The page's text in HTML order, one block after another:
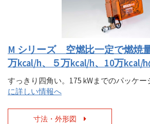
M シリーズ 空燃比一定で燃焼
万kcal/h、５万kcal/h、10万kcal/
すっきり四角い。175 kWまでのパッケ
に詳しい情報へ
寸法・外形図